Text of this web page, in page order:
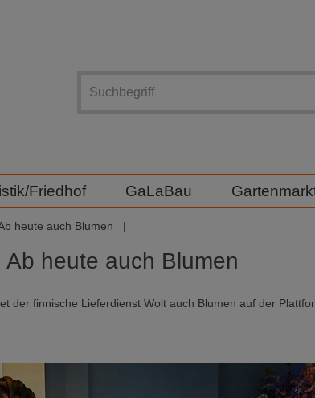
Friedhof GaLaBau
heute auch Blumen
heute auch Blumen
der finnische Lieferdienst Wolt auch Blumen auf der